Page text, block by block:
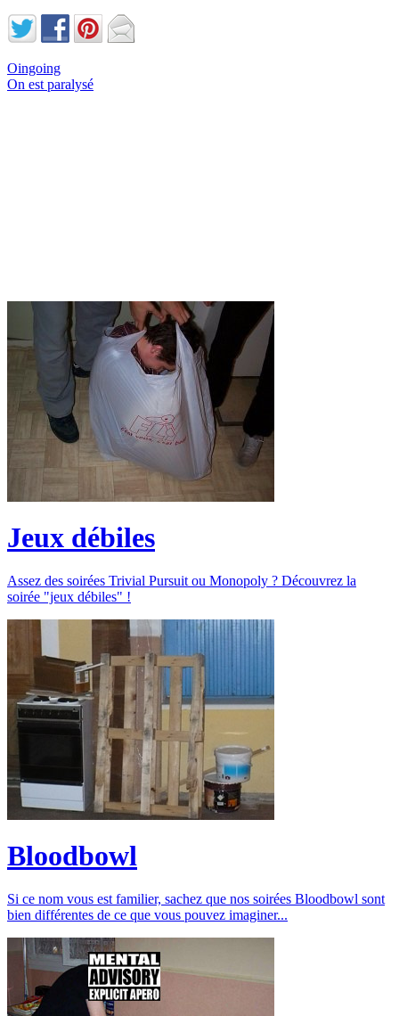
Oingoing
On est paralysé
Jeux débiles
Assez des soirées Trivial Pursuit ou Monopoly ? Découvrez la
soirée "jeux débiles" !
Bloodbowl
Si ce nom vous est familier, sachez que nos soirées Bloodbowl sont
bien différentes de ce que vous pouvez imaginer...